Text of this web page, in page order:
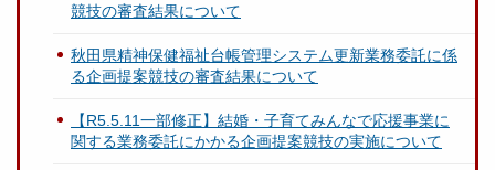
競技の審査結果について
秋田県精神保健福祉台帳管理システム更新業務委託に係
る企画提案競技の審査結果について
【R5.5.11一部修正】結婚・子育てみんなで応援事業に
関する業務委託にかかる企画提案競技の実施について